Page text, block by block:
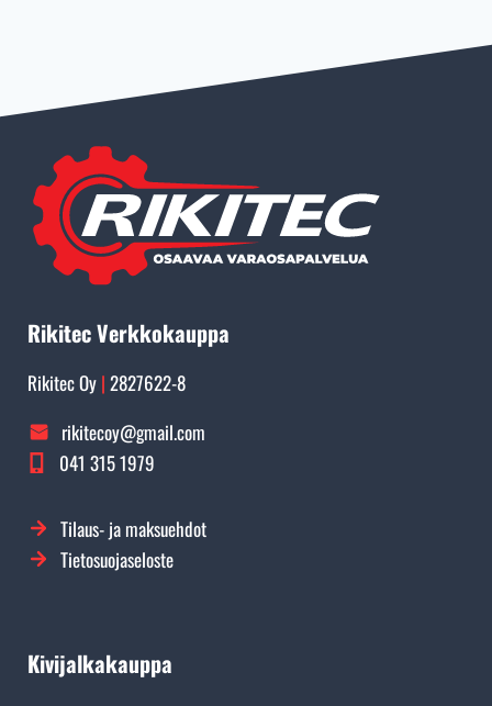
Rikitec Verkkokauppa
Rikitec Oy | 2827622-8
rikitecoy@gmail.com
041 315 1979
Tilaus- ja maksuehdot
Tietosuojaseloste
Kivijalkakauppa